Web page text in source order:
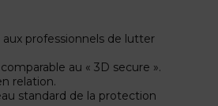
professionnels de lutter
au « 3D secure ».
relation.
standard de la protection